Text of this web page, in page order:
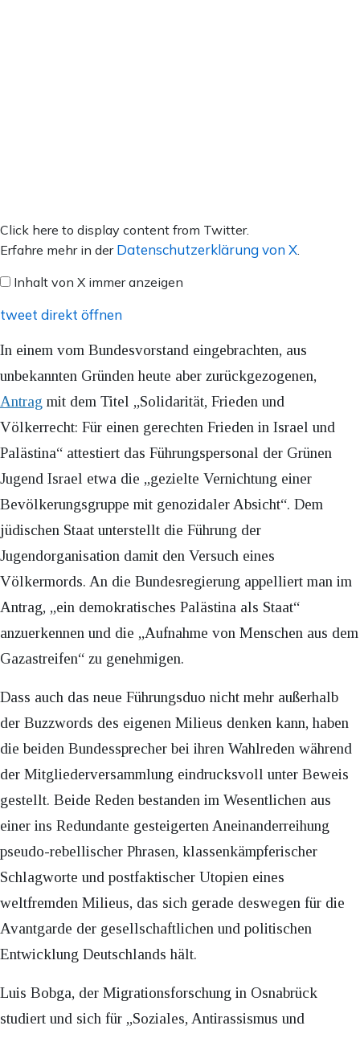
Inhalt
von
anzeigen
Click here to display content from Twitter.
Erfahre mehr in der Datenschutzerklärung von X
Inhalt von X immer anzeigen
tweet direkt öffnen
In einem vom Bundesvorstand eingebrachten, aus
unbekannten Gründen heute aber zurückgezogenen,
Antrag mit dem Titel „Solidarität, Frieden und
Völkerrecht: Für einen gerechten Frieden in Israel und
Palästina“ attestiert das Führungspersonal der Grünen
Jugend Israel etwa die „gezielte Vernichtung einer
Bevölkerungsgruppe mit genozidaler Absicht“. Dem
jüdischen Staat unterstellt die Führung der
Jugendorganisation damit den Versuch eines
Völkermords. An die Bundesregierung appelliert man im
Antrag, „ein demokratisches Palästina als Staat“
anzuerkennen und die „Aufnahme von Menschen aus dem
Gazastreifen“ zu genehmigen.
Dass auch das neue Führungsduo nicht mehr außerhalb
der Buzzwords des eigenen Milieus denken kann, haben
die beiden Bundessprecher bei ihren Wahlreden während
der Mitgliederversammlung eindrucksvoll unter Beweis
gestellt. Beide Reden bestanden im Wesentlichen aus
einer ins Redundante gesteigerten Aneinanderreihung
pseudo-rebellischer Phrasen, klassenkämpferischer
Schlagworte und postfaktischer Utopien eines
weltfremden Milieus, das sich gerade deswegen für die
Avantgarde der gesellschaftlichen und politischen
Entwicklung Deutschlands hält.
Luis Bobga, der Migrationsforschung in Osnabrück
studiert und sich für „Soziales, Antirassismus und